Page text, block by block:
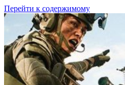
Перейти к содержимому